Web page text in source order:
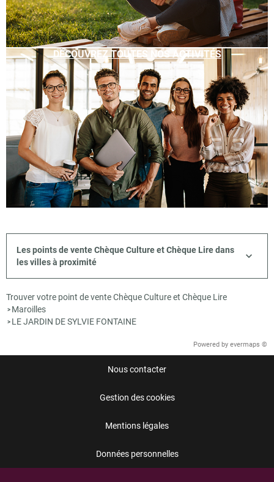
DÉCOUVREZ TOUTES NOS ACTIVITÉS
Les points de vente Chèque Culture et Chèque Lire dans
les villes à proximité
Trouver votre point de vente Chèque Culture et Chèque Lire
> Maroilles
> LE JARDIN DE SYLVIE FONTAINE
Powered by evermaps ©
Nous contacter
Gestion des cookies
Mentions légales
Données personnelles